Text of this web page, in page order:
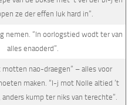
ze der effen luk hard in”.
nemen. “In oorlogstied wodt ter van
alles enaoderd”.
motten nao-draegen” – alles voor
maken. “I-j mot Nolle altied ’t
kump ter niks van terechte”.